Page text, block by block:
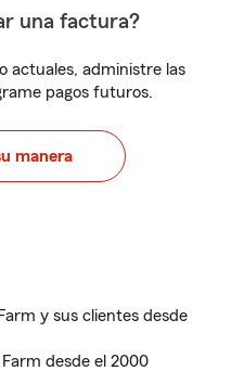
una factura?
actuales, administre las
pagos futuros.
manera
y sus clientes desde
desde el 2000